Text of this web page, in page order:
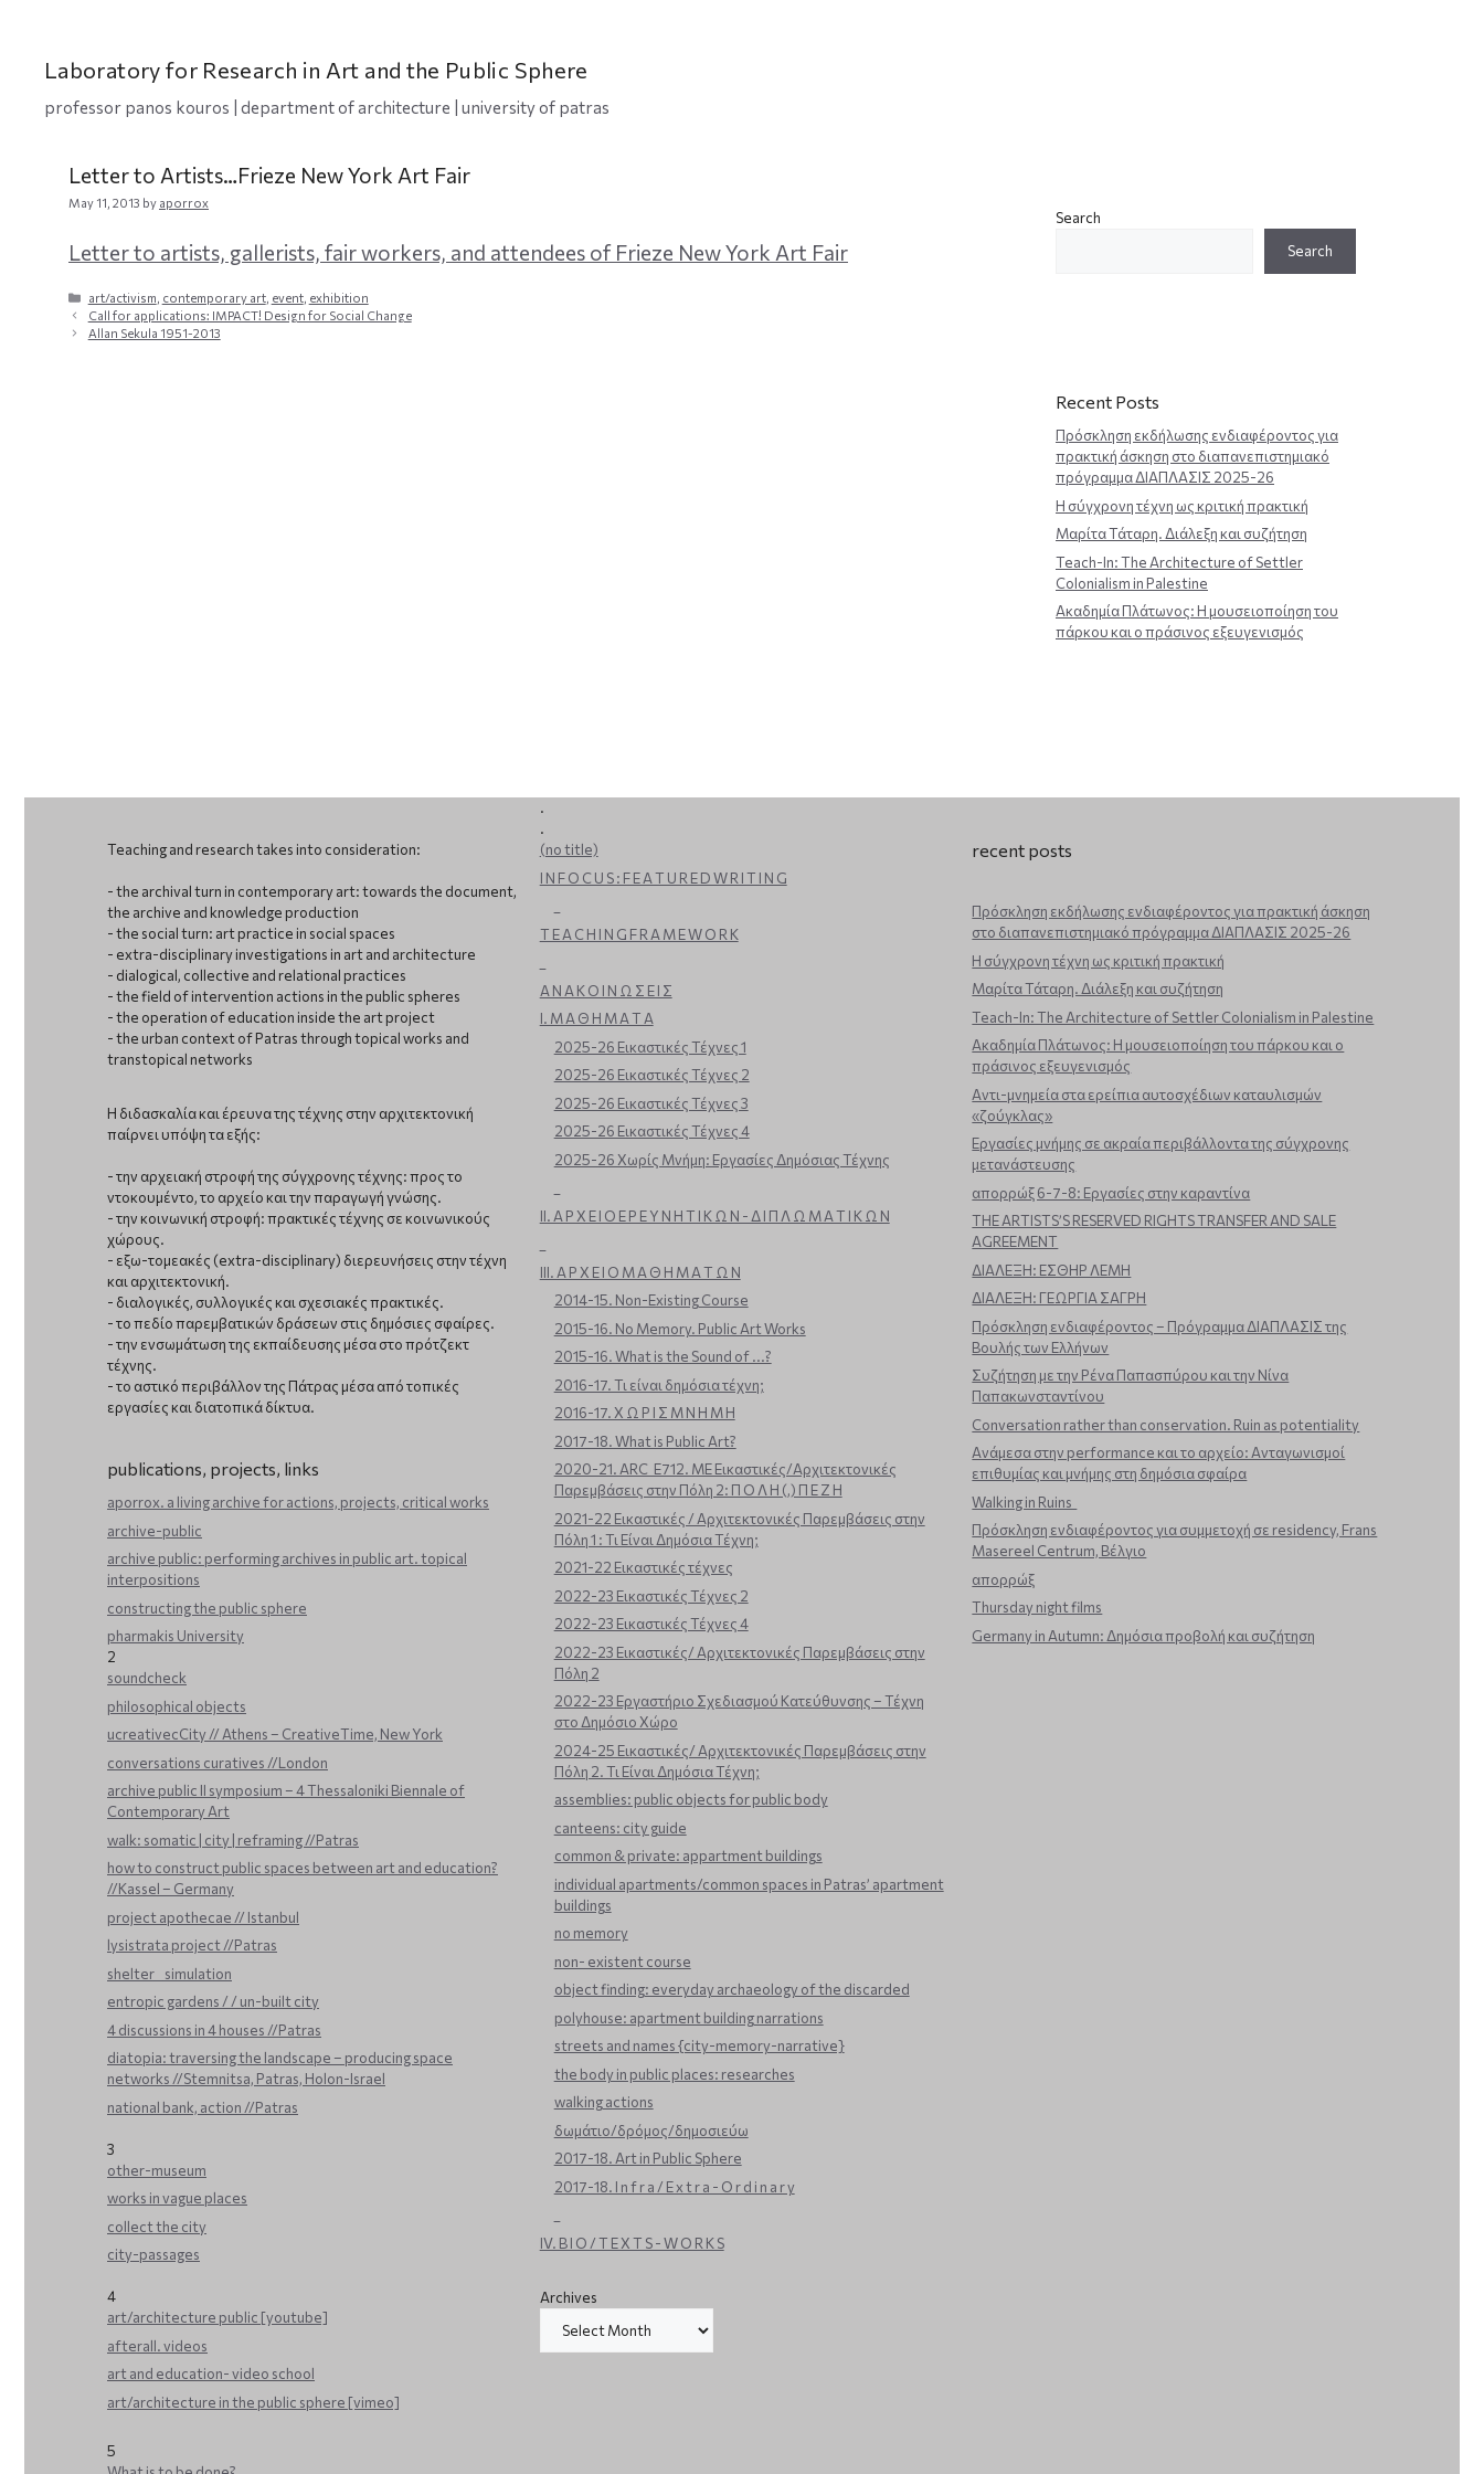
Laboratory for Research in Art and the Public Sphere
professor panos kouros | department of architecture | university of patras
Letter to Artists…Frieze New York Art Fair
May 11, 2013 by aporrox
Letter to artists, gallerists, fair workers, and attendees of Frieze New York Art Fair
Categories
art/activism, contemporary art, event, exhibition
Call for applications: IMPACT! Design for Social Change
Allan Sekula 1951-2013
Search
Search
Recent Posts
Πρόσκληση εκδήλωσης ενδιαφέροντος για
πρακτική άσκηση στο διαπανεπιστημιακό
πρόγραμμα ΔΙΑΠΛΑΣΙΣ 2025-26
Η σύγχρονη τέχνη ως κριτική πρακτική
Μαρίτα Τάταρη. Διάλεξη και συζήτηση
Teach-In: The Architecture of Settler
Colonialism in Palestine
Ακαδημία Πλάτωνος: Η μουσειοποίηση του
πάρκου και ο πράσινος εξευγενισμός
Teaching and research takes into consideration:
- the archival turn in contemporary art: towards the document,
the archive and knowledge production
- the social turn: art practice in social spaces
- extra-disciplinary investigations in art and architecture
- dialogical, collective and relational practices
- the field of intervention actions in the public spheres
- the operation of education inside the art project
- the urban context of Patras through topical works and
transtopical networks
Η διδασκαλία και έρευνα της τέχνης στην αρχιτεκτονική
παίρνει υπόψη τα εξής:
- την αρχειακή στροφή της σύγχρονης τέχνης: προς το
ντοκουμέντο, το αρχείο και την παραγωγή γνώσης.
- την κοινωνική στροφή: πρακτικές τέχνης σε κοινωνικούς
χώρους.
- εξω-τομεακές (extra-disciplinary) διερευνήσεις στην τέχνη
και αρχιτεκτονική.
- διαλογικές, συλλογικές και σχεσιακές πρακτικές.
- το πεδίο παρεμβατικών δράσεων στις δημόσιες σφαίρες.
- την ενσωμάτωση της εκπαίδευσης μέσα στο πρότζεκτ
τέχνης.
- το αστικό περιβάλλον της Πάτρας μέσα από τοπικές
εργασίες και διατοπικά δίκτυα.
publications, projects, links
aporrox. a living archive for actions, projects, critical works
archive-public
archive public: performing archives in public art. topical
interpositions
constructing the public sphere
pharmakis University
2
soundcheck
philosophical objects
ucreativecCity // Athens – CreativeTime, New York
conversations curatives //London
archive public ΙΙ symposium – 4 Thessaloniki Biennale of
Contemporary Art
walk: somatic | city | reframing //Patras
how to construct public spaces between art and education?
//Kassel – Germany
project apothecae // Istanbul
lysistrata project //Patras
shelter _ simulation
entropic gardens / / un-built city
4 discussions in 4 houses //Patras
diatopia: traversing the landscape – producing space
networks //Stemnitsa, Patras, Holon-Israel
national bank, action //Patras
3
other-museum
works in vague places
collect the city
city-passages
4
art/architecture public [youtube]
afterall. videos
art and education- video school
art/architecture in the public sphere [vimeo]
5
.
.
(no title)
I N F O C U S : F E A T U R E D W R I T I N G
T E A C H I N G F R A M E W O R K
Α Ν Α Κ Ο Ι Ν Ω Σ Ε Ι Σ
Ι. Μ Α Θ Η Μ Α Τ Α
2025-26 Εικαστικές Τέχνες 1
2025-26 Εικαστικές Τέχνες 2
2025-26 Εικαστικές Τέχνες 3
2025-26 Εικαστικές Τέχνες 4
2025-26 Χωρίς Μνήμη: Εργασίες Δημόσιας Τέχνης
ΙΙ. Α Ρ Χ Ε Ι Ο Ε Ρ Ε Υ Ν Η Τ Ι Κ Ω Ν - Δ Ι Π Λ Ω Μ Α Τ Ι Κ Ω Ν
ΙΙΙ. Α Ρ Χ Ε Ι Ο Μ Α Θ Η Μ Α Τ Ω Ν
2014-15. Non-Existing Course
2015-16. No Memory. Public Art Works
2015-16. What is the Sound of ...?
2016-17. Τι είναι δημόσια τέχνη;
2016-17. Χ Ω Ρ Ι Σ Μ Ν Η Μ Η
2017-18. What is Public Art?
2020-21. ARC_E712. ΜΕ Εικαστικές/Αρχιτεκτονικές
Παρεμβάσεις στην Πόλη 2: Π Ο Λ Η (,) Π Ε Ζ Η
2021-22 Εικαστικές / Αρχιτεκτονικές Παρεμβάσεις στην
Πόλη 1 : Τι Είναι Δημόσια Τέχνη;
2021-22 Εικαστικές τέχνες
2022-23 Εικαστικές Τέχνες 2
2022-23 Εικαστικές Τέχνες 4
2022-23 Εικαστικές/ Αρχιτεκτονικές Παρεμβάσεις στην
Πόλη 2
2022-23 Εργαστήριο Σχεδιασμού Κατεύθυνσης – Τέχνη
στο Δημόσιο Χώρο
2024-25 Εικαστικές/ Αρχιτεκτονικές Παρεμβάσεις στην
Πόλη 2. Τι Είναι Δημόσια Τέχνη;
assemblies: public objects for public body
canteens: city guide
common & private: appartment buildings
individual apartments/common spaces in Patras’ apartment
buildings
no memory
non- existent course
object finding: everyday archaeology of the discarded
polyhouse: apartment building narrations
streets and names {city-memory-narrative}
the body in public places: researches
walking actions
δωμάτιο/δρόμος/δημοσιεύω
2017-18. Art in Public Sphere
2017-18. I n f r a / E x t r a - O r d i n a r y
IV. B I O / T E X T S - W O R K S
Archives
recent posts
Πρόσκληση εκδήλωσης ενδιαφέροντος για πρακτική άσκηση
στο διαπανεπιστημιακό πρόγραμμα ΔΙΑΠΛΑΣΙΣ 2025-26
Η σύγχρονη τέχνη ως κριτική πρακτική
Μαρίτα Τάταρη. Διάλεξη και συζήτηση
Teach-In: The Architecture of Settler Colonialism in Palestine
Ακαδημία Πλάτωνος: Η μουσειοποίηση του πάρκου και ο
πράσινος εξευγενισμός
Aντι-μνημεία στα ερείπια αυτοσχέδιων καταυλισμών
«ζούγκλας»
Εργασίες μνήμης σε ακραία περιβάλλοντα της σύγχρονης
μετανάστευσης
απορρώξ 6-7-8: Εργασίες στην καραντίνα
THE ARTISTS’S RESERVED RIGHTS TRANSFER AND SALE
AGREEMENT
ΔΙΑΛΕΞΗ: ΕΣΘΗΡ ΛΕΜΗ
ΔΙΑΛΕΞΗ: ΓΕΩΡΓΙΑ ΣΑΓΡΗ
Πρόσκληση ενδιαφέροντος – Πρόγραμμα ΔΙΑΠΛΑΣΙΣ της
Βουλής των Ελλήνων
Συζήτηση με την Ρένα Παπασπύρου και την Νίνα
Παπακωνσταντίνου
Conversation rather than conservation. Ruin as potentiality
Ανάμεσα στην performance και το αρχείο: Ανταγωνισμοί
επιθυμίας και μνήμης στη δημόσια σφαίρα
Walking in Ruins
Πρόσκληση ενδιαφέροντος για συμμετοχή σε residency, Frans
Masereel Centrum, Βέλγιο
απορρώξ
Thursday night films
Germany in Autumn: Δημόσια προβολή και συζήτηση